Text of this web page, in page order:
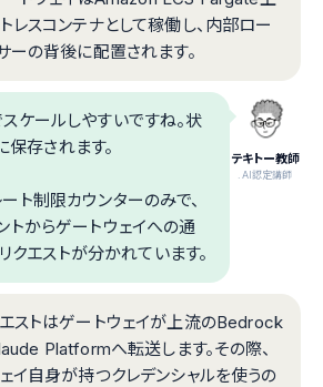
レスコンテナとして稼働し、内部ロー
ーの背後に配置されます。
テキトー教師
.AI認定講師
ケールしやすいですね。状
存されます。
ト制限カウンターのみで、
トからゲートウェイへの通
クエストが分かれています。
ストはゲートウェイが上流のBedrock
Platformへ転送します。その際、
イ自身が持つクレデンシャルを使うの